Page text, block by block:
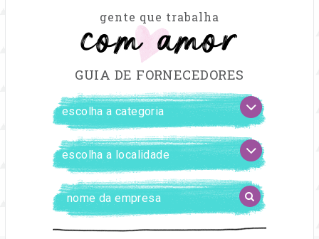
gente que trabalha
com amor
GUIA DE FORNECEDORES
FILTRAR
FORNECEDORES
escolha
a
categoria
escolha
a
localidade
Digite
o
BUSCAR